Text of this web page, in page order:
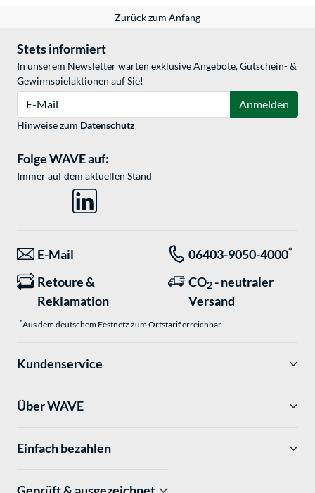
Zurück zum Anfang
Stets informiert
In unserem Newsletter warten exklusive Angebote, Gutschein- &
Gewinnspielaktionen auf Sie!
Anmelden
Hinweise zum Datenschutz
Folge WAVE auf:
Immer auf dem aktuellen Stand
E-Mail 06403-9050-4000*
Retoure &
Reklamation
CO2 - neutraler
Versand
*Aus dem deutschem Festnetz zum Ortstarif erreichbar.
Kundenservice
Über WAVE
Einfach bezahlen